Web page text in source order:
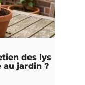
des lys
au jardin ?